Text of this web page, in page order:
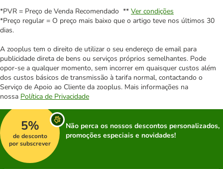
*PVR = Preço de Venda Recomendado ** Ver condições
*Preço regular = O preço mais baixo que o artigo teve nos últimos 30
dias.
A zooplus tem o direito de utilizar o seu endereço de email para
publicidade direta de bens ou serviços próprios semelhantes. Pode
opor-se a qualquer momento, sem incorrer em quaisquer custos além
dos custos básicos de transmissão à tarifa normal, contactando o
Serviço de Apoio ao Cliente da zooplus. Mais informações na
nossa Política de Privacidade
5%
de desconto
por subscrever
Não perca os nossos descontos personalizados,
promoções especiais e novidades!